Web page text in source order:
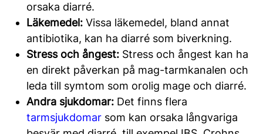
orsaka diarré.
Läkemedel: Vissa läkemedel, bland annat
antibiotika, kan ha diarré som biverkning.
Stress och ångest: Stress och ångest kan ha
en direkt påverkan på mag-tarmkanalen och
leda till symtom som orolig mage och diarré.
Andra sjukdomar: Det finns flera
tarmsjukdomar som kan orsaka långvariga